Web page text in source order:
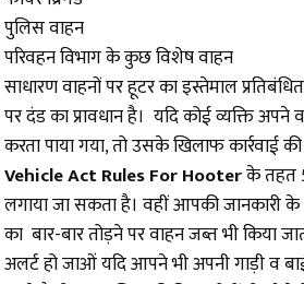
पुलिस वाहन
परिवहन विभाग के कुछ विशेष वाहन
साधारण वाहनों पर हूटर का इस्तेमाल
पर दंड का प्रावधान है। यदि कोई व्यक्ति अपने
करता पाया गया, तो उसके खिलाफ कार्रवाई
Vehicle Act Rules For Hooterके तहत
लगाया जा सकता है। वहीं आपकी जानकारी के
का बार-बार तोड़ने पर वाहन जब्त भी किया
अलर्ट हो जाओं यदि आपने भी अपनी गाड़ी व